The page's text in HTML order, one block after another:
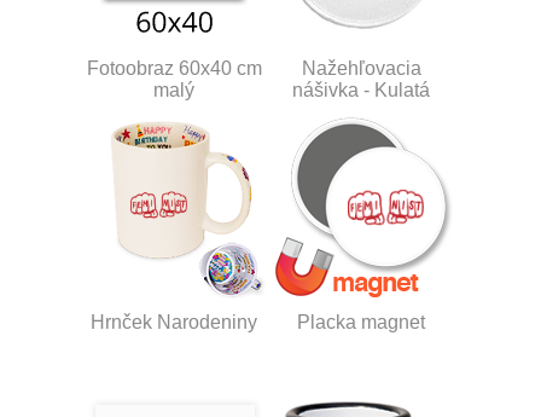
Fotoobraz 60x40 cm
malý
Nažehľovacia
nášivka - Kulatá
Hrnček Narodeniny Placka magnet